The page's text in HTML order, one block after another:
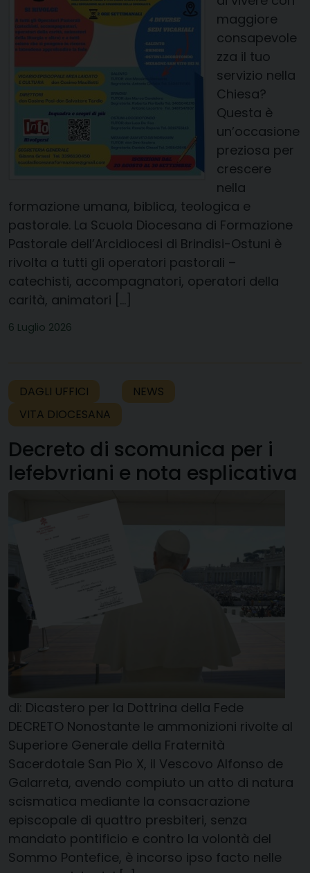
maggiore
consapevole
zza il tuo
servizio nella
Chiesa?
Questa è
un’occasione
preziosa per
crescere
nella
formazione umana, biblica, teologica e
pastorale. La Scuola Diocesana di Formazione
Pastorale dell’Arcidiocesi di Brindisi-Ostuni è
rivolta a tutti gli operatori pastorali –
catechisti, accompagnatori, operatori della
carità, animatori […]
6 Luglio 2026
DAGLI UFFICI
NEWS
VITA DIOCESANA
Decreto di scomunica per i
lefebvriani e nota esplicativa
di: Dicastero per la Dottrina della Fede
DECRETO Nonostante le ammonizioni rivolte al
Superiore Generale della Fraternità
Sacerdotale San Pio X, il Vescovo Alfonso de
Galarreta, avendo compiuto un atto di natura
scismatica mediante la consacrazione
episcopale di quattro presbiteri, senza
mandato pontificio e contro la volontà del
Sommo Pontefice, è incorso ipso facto nelle